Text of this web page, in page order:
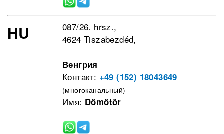
HU
087/26. hrsz.,
4624 Tiszabezdéd,
Венгрия
Контакт: +49 (152) 18043649
(многоканальный)
Имя: Dömötör